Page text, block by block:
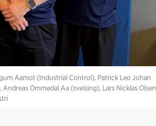
Aamot (Industrial Control), Patrick Leo Johan
Ommedal Aa (sveising), Lars Nicklas Olsen